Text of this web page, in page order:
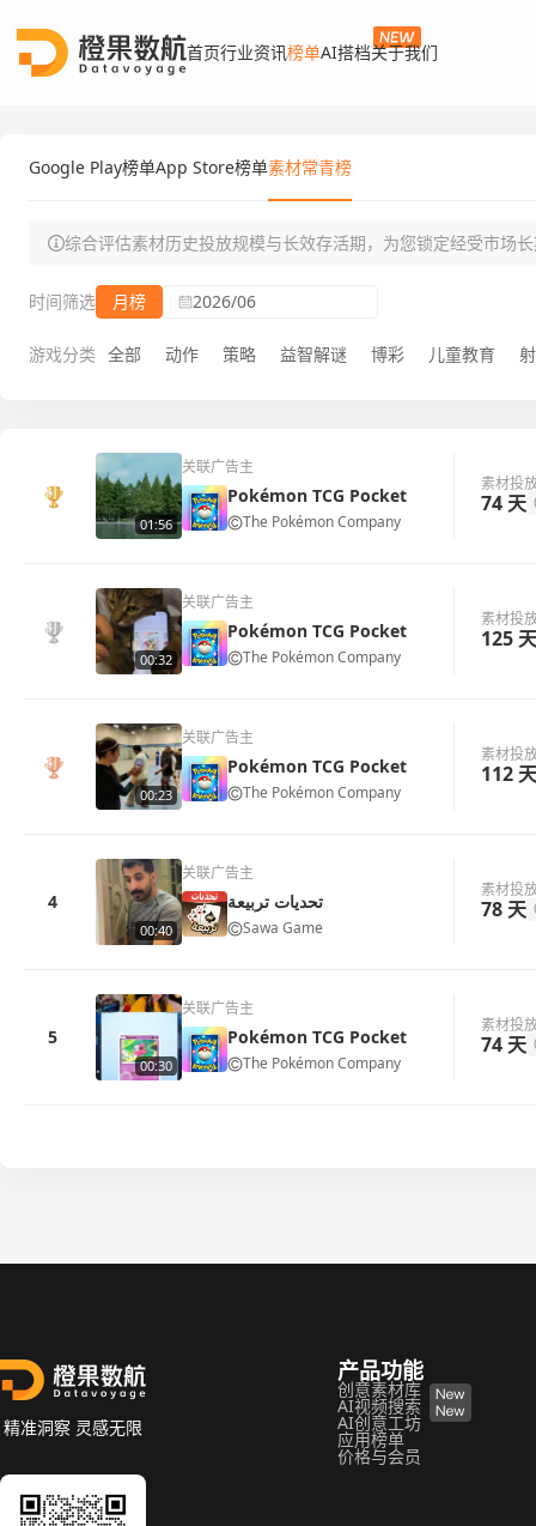
首页行业资讯榜单AI搭档关于我们
Google Play榜单App Store榜单素材常青榜
综合评估素材历史投放规模与长效存活期，为您锁定经受市场
时间筛选 月榜 2026/06
游戏分类 全部 动作 策略 益智解谜 博彩 儿童教育
01:56
关联广告主
Pokémon TCG Pocket
The Pokémon Company
素材投
74 天
00:32
关联广告主
Pokémon TCG Pocket
The Pokémon Company
素材投
125 天
00:23
关联广告主
Pokémon TCG Pocket
The Pokémon Company
素材投
112 天
4
00:40
关联广告主
تحديات تربيعة
Sawa Game
素材投
78 天
5
00:30
关联广告主
Pokémon TCG Pocket
The Pokémon Company
素材投
74 天
精准洞察 灵感无限
产品功能
创意素材库
AI视频搜索
AI创意工坊
应用榜单
价格与会员